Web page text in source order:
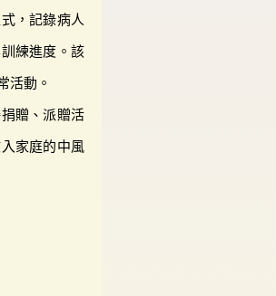
，記錄病人
練進度。該
活動。
贈、派贈活
家庭的中風